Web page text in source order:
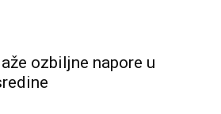
ozbiljne napore u